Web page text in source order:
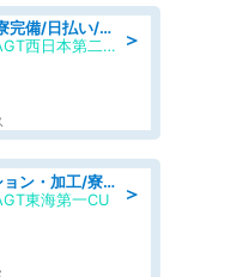
＞
自動車製品の加工・運搬/寮完備/日払い/工場・製造
UTエージェント株式会社AGT西日本第二CU
＞
金属製品の機械オペレーション・加工/寮完備/日払い/工場・製造
東海第一CU